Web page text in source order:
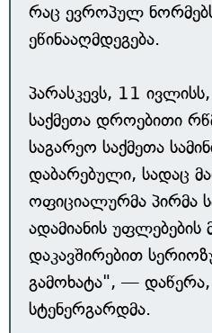
რაც ევროპულ
ეწინააღმდეგება.
პარასკევს, 11
საქმეთა დროებითი
საგარეო საქმეთა
დაბარებული, სადაც
ოფიციალურმა პირმა
ადამიანის
დაკავშირებით
გამოხატა", —
სტენერგარდმა.